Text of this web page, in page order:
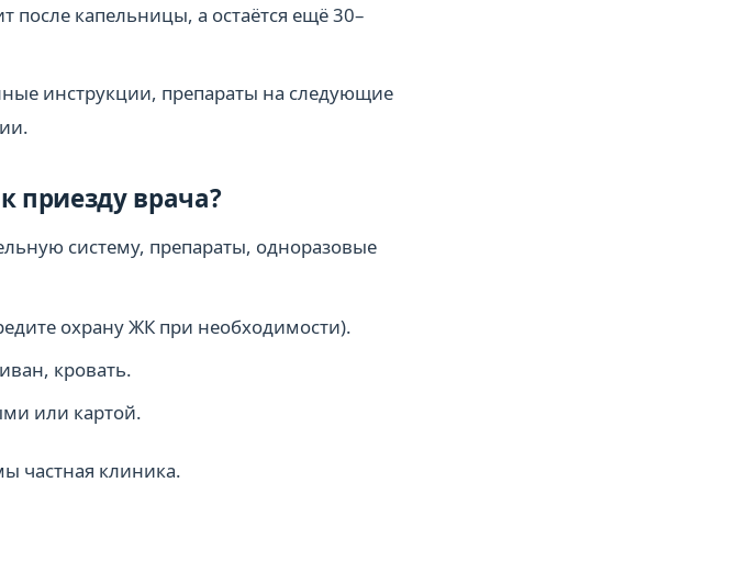
после капельницы, а остаётся ещё 30–
инструкции, препараты на следующие
приезду врача?
систему, препараты, одноразовые
охрану ЖК при необходимости).
кровать.
или картой.
частная клиника.